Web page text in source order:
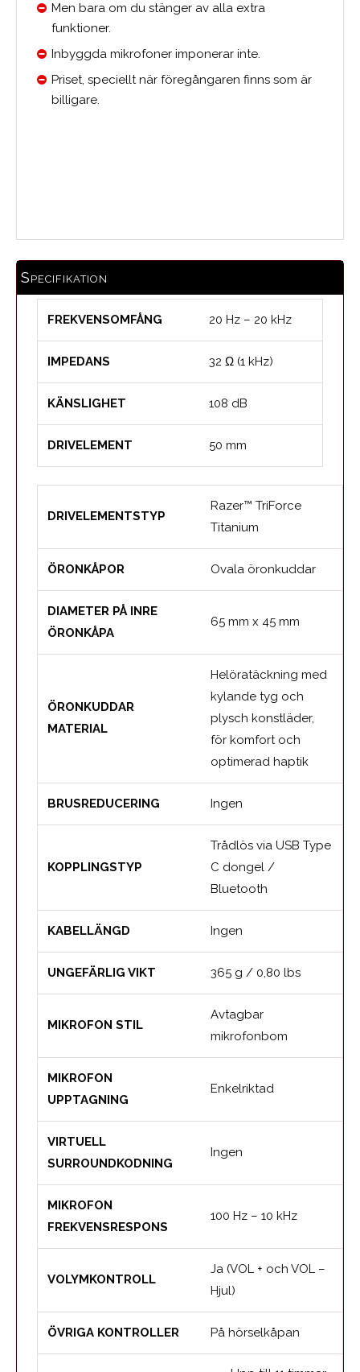
Men bara om du stänger av alla extra
funktioner.
Inbyggda mikrofoner imponerar inte.
Priset, speciellt när föregångaren finns som är
billigare.
Specifikation
FREKVENSOMFÅNG 20 Hz – 20 kHz
IMPEDANS 32 Ω (1 kHz)
KÄNSLIGHET 108 dB
DRIVELEMENT 50 mm
DRIVELEMENTSTYP
Razer™ TriForce
Titanium
ÖRONKÅPOR Ovala öronkuddar
DIAMETER PÅ INRE
ÖRONKÅPA
65 mm x 45 mm
ÖRONKUDDAR
MATERIAL
Helöratäckning med
kylande tyg och
plysch konstläder,
för komfort och
optimerad haptik
BRUSREDUCERING Ingen
KOPPLINGSTYP
Trådlös via USB Type
C dongel /
Bluetooth
KABELLÄNGD Ingen
UNGEFÄRLIG VIKT 365 g / 0,80 lbs
MIKROFON STIL
Avtagbar
mikrofonbom
MIKROFON
UPPTAGNING
Enkelriktad
VIRTUELL
SURROUNDKODNING
Ingen
MIKROFON
FREKVENSRESPONS
100 Hz – 10 kHz
VOLYMKONTROLL
Ja (VOL + och VOL –
Hjul)
ÖVRIGA KONTROLLER På hörselkåpan